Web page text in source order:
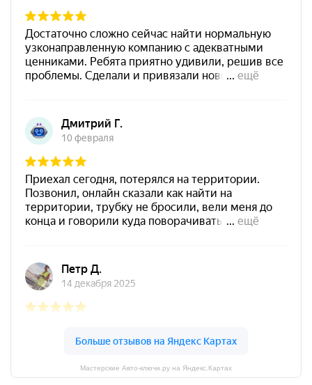
Мастерские Авто-ключи.ру на Яндекс.Картах